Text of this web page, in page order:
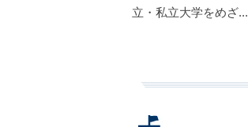
立・私立大学をめざ...